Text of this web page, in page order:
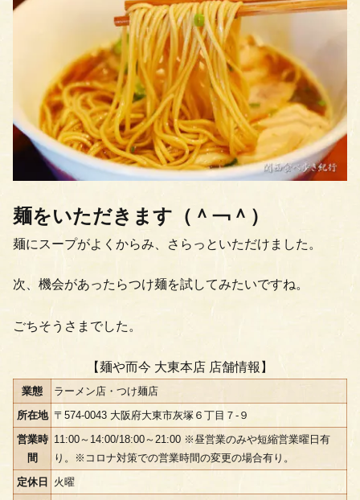
麺をいただきます（＾￢＾）
麺にスープがよくからみ、さらっといただけました。
次、機会があったらつけ麺を試してみたいですね。
ごちそうさまでした。
【麺や而今 大東本店 店舗情報】
業態
ラーメン店・つけ麺店
所在地 〒574-0043 大阪府大東市灰塚６丁目７-９
営業時
間
11:00～14:00/18:00～21:00 ※昼営業のみや短縮営業曜日有
り。※コロナ対策での営業時間の変更の場合有り。
定休日
火曜